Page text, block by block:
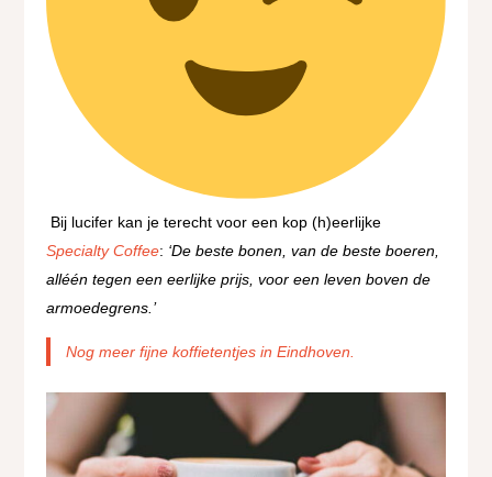
Bij lucifer kan je terecht voor een kop (h)eerlijke
Specialty Coffee: ‘De beste bonen, van de beste boeren,
alléén tegen een eerlijke prijs, voor een leven boven de
armoedegrens.’
Nog meer fijne koffietentjes in Eindhoven.